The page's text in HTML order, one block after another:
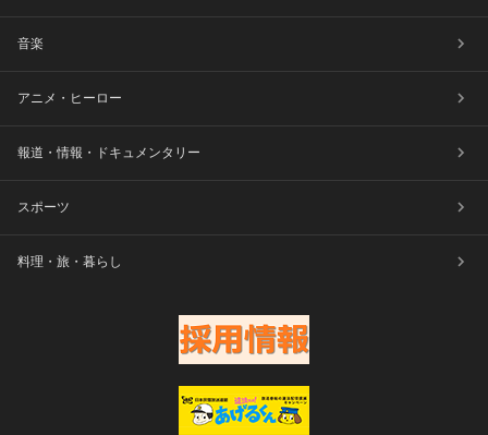
音楽
アニメ・ヒーロー
報道・情報・ドキュメンタリー
スポーツ
料理・旅・暮らし